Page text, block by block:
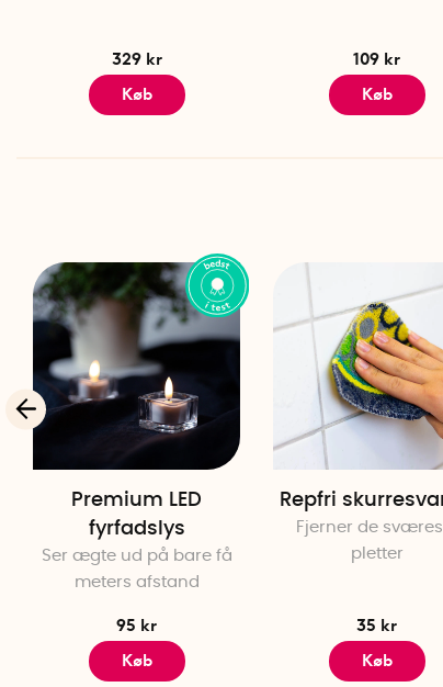
329 kr
Køb
109 kr
Køb
Premium LED
fyrfadslys
Ser ægte ud på bare få
meters afstand
95 kr
Køb
Repfri
Fjerner de
pletter
35 kr
Køb